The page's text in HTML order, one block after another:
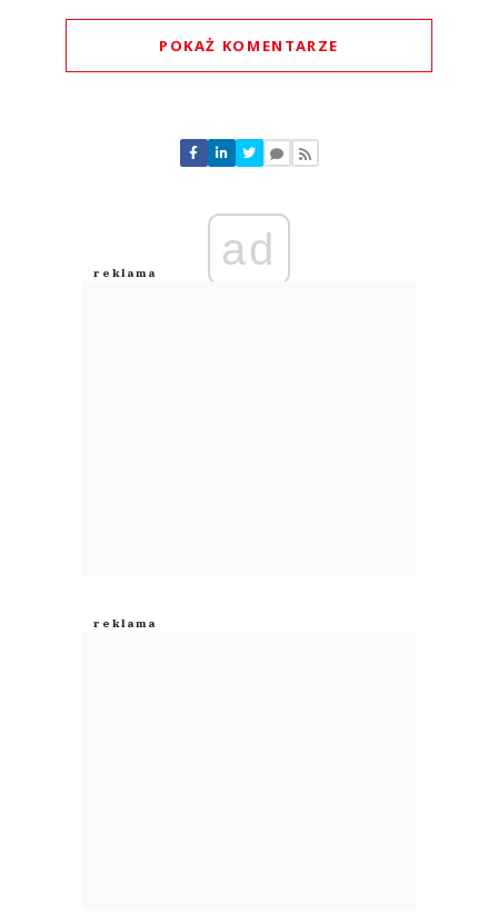
POKAŻ KOMENTARZE
Nie znaleziono komentarzy
Zostaw swoje komentarze
Anuluj
ad